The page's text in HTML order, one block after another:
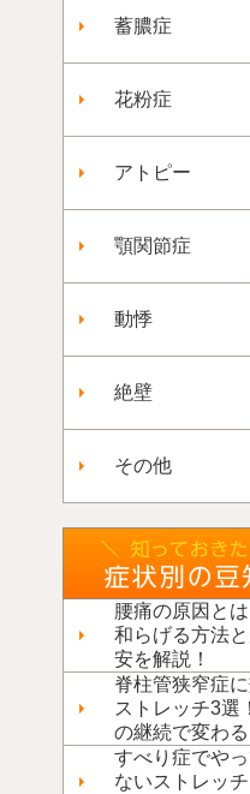
蓄膿症
花粉症
アトピー
顎関節症
動悸
絶壁
その他
腰痛の原因と
和らげる方法
安を解説！
脊柱管狭窄症
ストレッチ3選
の継続で変わる
すべり症でや
ないストレッ